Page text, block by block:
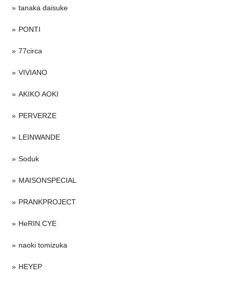
tanaka daisuke
PONTI
77circa
VIVIANO
AKIKO AOKI
PERVERZE
LEINWANDE
Soduk
MAISONSPECIAL
PRANKPROJECT
HeRIN.CYE
naoki tomizuka
HEYEP